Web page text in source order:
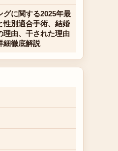
グに関する2025年最
性別適合手術、結婚
理由、干された理由
細徹底解説